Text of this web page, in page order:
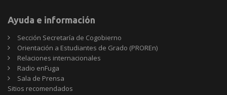
Ayuda e información
Sección Secretaría de Cogobierno
Orientación a Estudiantes de Grado (PROREn)
Relaciones internacionales
Radio enFuga
Sala de Prensa
Sitios
Sitios recomendados